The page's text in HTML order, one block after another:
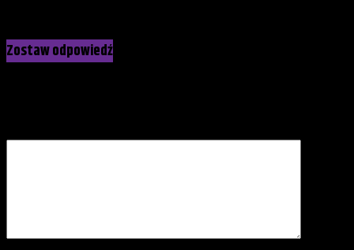
Zostaw odpowiedź